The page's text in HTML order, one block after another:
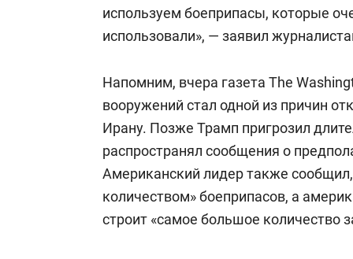
используем боеприпасы, которые
использовали», — заявил
Напомним, вчера газета The
вооружений стал одной из причин
Ирану. Позже Трамп пригрозил
распространял сообщения о
Американский лидер также
количеством» боеприпасов, а
строит «самое большое количество